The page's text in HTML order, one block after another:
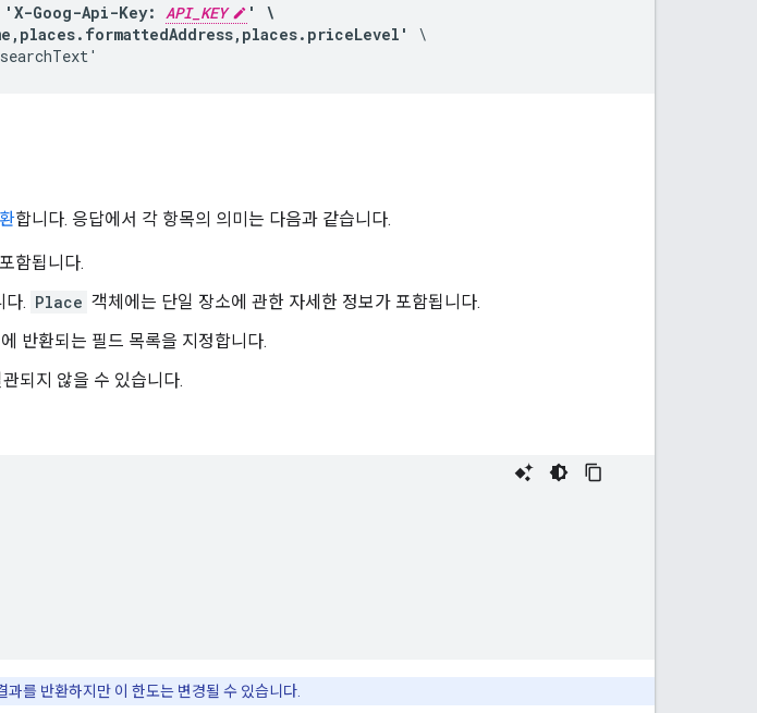
Goog-Api-Key: API_KEY
' \
\
합니다. 응답에서 각 항목의 의미는 다음과 같습니다.
함됩니다.
다. Place 객체에는 단일 장소에 관한 자세한 정보가 포함됩니다.
반환되는 필드 목록을 지정합니다.
되지 않을 수 있습니다.
를 반환하지만 이 한도는 변경될 수 있습니다.